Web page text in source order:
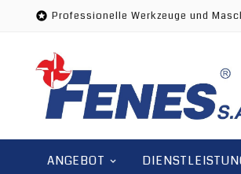
 Professionelle Werkzeuge und
ANGEBOT